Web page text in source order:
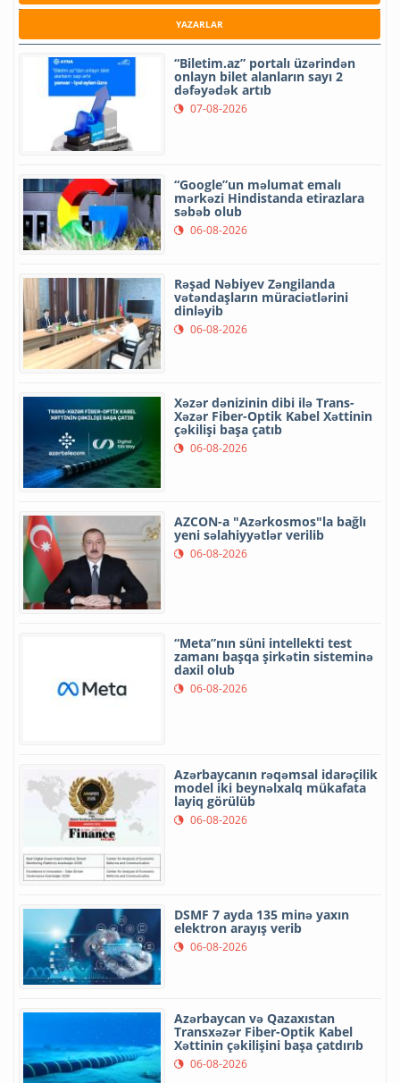
YAZARLAR
“Biletim.az” portalı üzərindən
onlayn bilet alanların sayı 2
dəfəyədək artıb
07-08-2026
“Google”un məlumat emalı
mərkəzi Hindistanda etirazlara
səbəb olub
06-08-2026
Rəşad Nəbiyev Zəngilanda
vətəndaşların müraciətlərini
dinləyib
06-08-2026
Xəzər dənizinin dibi ilə Trans-
Xəzər Fiber-Optik Kabel Xəttinin
çəkilişi başa çatıb
06-08-2026
AZCON-a "Azərkosmos"la bağlı
yeni səlahiyyətlər verilib
06-08-2026
“Meta”nın süni intellekti test
zamanı başqa şirkətin sisteminə
daxil olub
06-08-2026
Azərbaycanın rəqəmsal idarəçilik
model iki beynəlxalq mükafata
layiq görülüb
06-08-2026
DSMF 7 ayda 135 minə yaxın
elektron arayış verib
06-08-2026
Azərbaycan və Qazaxıstan
Transxəzər Fiber-Optik Kabel
Xəttinin çəkilişini başa çatdırıb
06-08-2026